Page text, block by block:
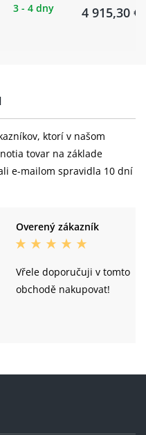
3 - 4 dny 4 915,30 €
ktorí v našom
tovar na základe
e-mailom spravidla 10 dní
Overený zákazník
Vřele doporučuji v tomto
obchodě nakupovat!